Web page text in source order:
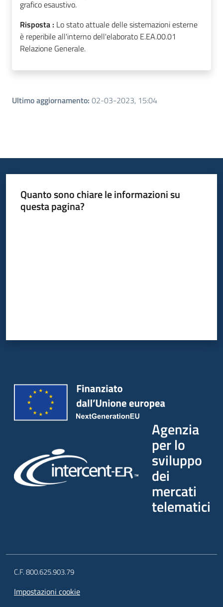
grafico esaustivo.
Risposta : Lo stato attuale delle sistemazioni esterne
è reperibile all'interno dell'elaborato E.EA.00.01
Relazione Generale.
Ultimo aggiornamento: 02-03-2023, 15:04
Quanto sono chiare le informazioni su
questa pagina?
Agenzia
per lo
sviluppo
dei
mercati
telematici
C.F. 800.625.903.79
Impostazioni cookie